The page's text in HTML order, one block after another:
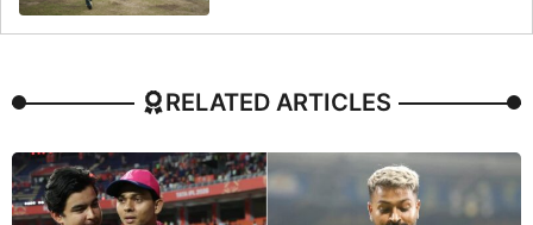
RELATED ARTICLES